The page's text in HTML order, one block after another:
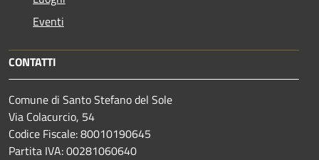
Eventi
CONTATTI
Comune di Santo Stefano del Sole
Via Colacurcio, 54
Codice Fiscale: 80010190645
Partita IVA: 00281060640